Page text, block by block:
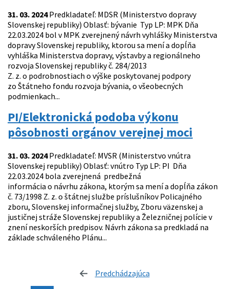
31. 03. 2024Predkladateľ: MDSR (Ministerstvo dopravy
Slovenskej republiky) Oblasť: bývanie Typ LP: MPK Dňa
22.03.2024 bol v MPK zverejnený návrh vyhlášky Ministerstva
dopravy Slovenskej republiky, ktorou sa mení a dopĺňa
vyhláška Ministerstva dopravy, výstavby a regionálneho
rozvoja Slovenskej republiky č. 284/2013
Z. z. o podrobnostiach o výške poskytovanej podpory
zo Štátneho fondu rozvoja bývania, o všeobecných
podmienkach...
PI/Elektronická podoba výkonu
pôsobnosti orgánov verejnej moci
31. 03. 2024Predkladateľ: MVSR (Ministerstvo vnútra
Slovenskej republiky) Oblasť: vnútro Typ LP: PI Dňa
22.03.2024 bola zverejnená predbežná
informácia o návrhu zákona, ktorým sa mení a dopĺňa zákon
č. 73/1998 Z. z. o štátnej službe príslušníkov Policajného
zboru, Slovenskej informačnej služby, Zboru väzenskej a
justičnej stráže Slovenskej republiky a Železničnej polície v
znení neskorších predpisov. Návrh zákona sa predkladá na
základe schváleného Plánu...
Predchádzajúca